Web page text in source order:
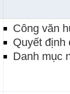
Công văn
Quyết định
Danh mục